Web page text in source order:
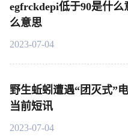
egfrckdepi低于90是什
么意思
2023-07-04
野生蚯蚓遭遇“团灭式”
当前短讯
2023-07-04